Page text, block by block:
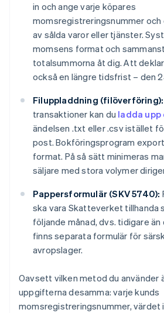
in och ange varje köpares
momsregistreringsnummer
av sålda varor eller tjänster.
momsens format och
totalsummorna åt dig. Att
också en längre tidsfrist – den
Filuppladdning (filöverföring):
transaktioner kan du ladda upp
ändelsen .txt eller .csv istället
post. Bokföringsprogram
format. På så sätt minimeras
säljare med stora volymer
Pappersformulär (SKV 5740):
ska vara Skatteverket tillhanda
följande månad, dvs. tidigare
finns separata formulär för
avropslager.
Oavsett vilken metod du använder
uppgifterna desamma: varje kunds
momsregistreringsnummer, värdet